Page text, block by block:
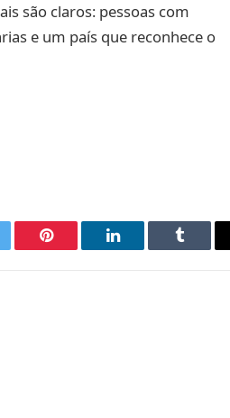
são claros: pessoas com
e um país que reconhece o
Pinterest LinkedIn Tumblr